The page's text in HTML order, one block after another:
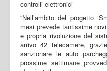
“Nell’ambito del progetto
mesi prevede tantissime
e propria rivoluzione del
arrivo 42 telecamere,
sanzionare le auto
prossime settimane